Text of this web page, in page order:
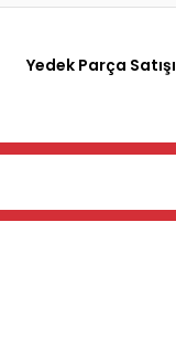
Yedek Parça Satışı